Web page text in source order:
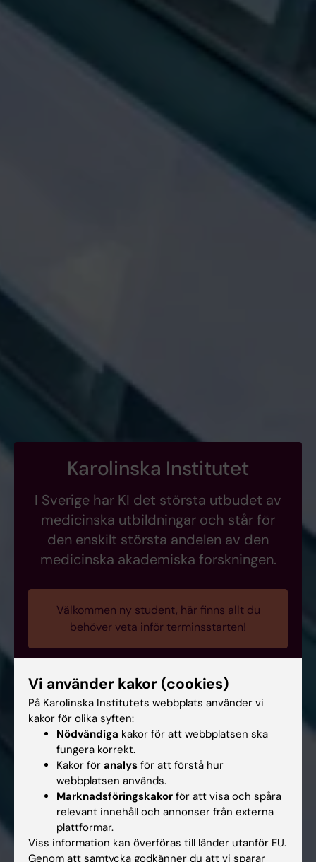
Karolinska Institutet
I Sverige har KI det största utbudet av
medicinska utbildningar och står för
den enskilt största andelen av den
medicinska akademiska forskningen.
Välkommen ny student, här finns allt du
behöver veta inför terminsstarten!
Vi använder kakor (cookies)
På Karolinska Institutets webbplats använder vi
kakor för olika syften:
Nödvändiga kakor för att webbplatsen ska
fungera korrekt.
Kakor för analys för att förstå hur
webbplatsen används.
Marknadsföringskakor för att visa och spåra
relevant innehåll och annonser från externa
plattformar.
Viss information kan överföras till länder utanför EU.
Genom att samtycka godkänner du att vi sparar